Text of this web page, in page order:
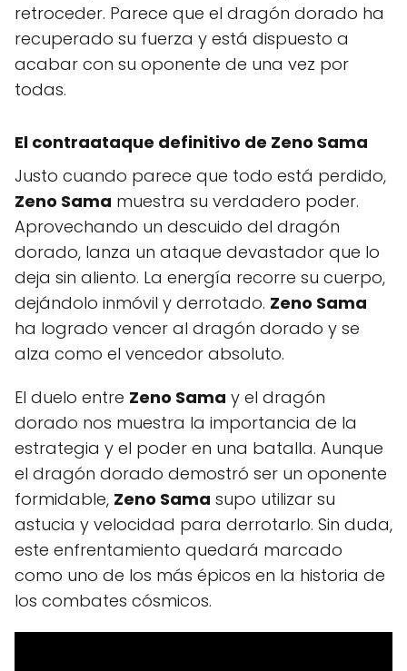
retroceder. Parece que el dragón dorado ha
recuperado su fuerza y está dispuesto a
acabar con su oponente de una vez por
todas.
El contraataque definitivo de Zeno Sama
Justo cuando parece que todo está perdido,
Zeno Sama muestra su verdadero poder.
Aprovechando un descuido del dragón
dorado, lanza un ataque devastador que lo
deja sin aliento. La energía recorre su cuerpo,
dejándolo inmóvil y derrotado. Zeno Sama
ha logrado vencer al dragón dorado y se
alza como el vencedor absoluto.
El duelo entre Zeno Sama y el dragón
dorado nos muestra la importancia de la
estrategia y el poder en una batalla. Aunque
el dragón dorado demostró ser un oponente
formidable, Zeno Sama supo utilizar su
astucia y velocidad para derrotarlo. Sin duda,
este enfrentamiento quedará marcado
como uno de los más épicos en la historia de
los combates cósmicos.